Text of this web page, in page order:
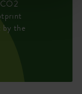
by the